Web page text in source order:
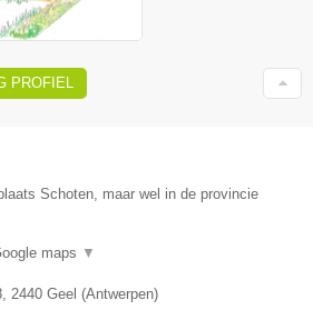
PROFIEL
Schoten, maar wel in de provincie
maps ▼
, 2440 Geel (Antwerpen)